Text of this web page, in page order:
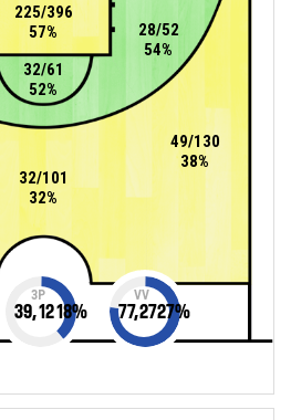
32/61
52%
28/52
54%
225/396
57%
32/101
32%
49/130
38%
3P
39,1218%
VV
77,2727%